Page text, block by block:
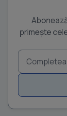
primește